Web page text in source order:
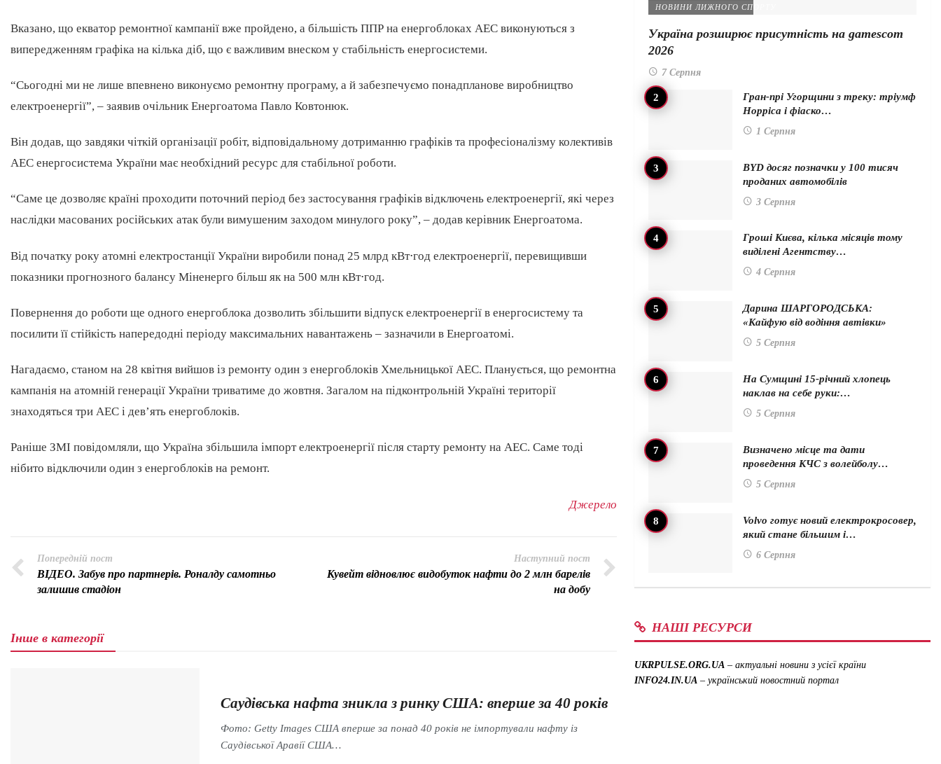
Вказано, що екватор ремонтної кампанії вже пройдено, а більшість ППР на енергоблоках АЕС виконуються з
випередженням графіка на кілька діб, що є важливим внеском у стабільність енергосистеми.
“Сьогодні ми не лише впевнено виконуємо ремонтну програму, а й забезпечуємо понадпланове виробництво
електроенергії”, – заявив очільник Енергоатома Павло Ковтонюк.
Він додав, що завдяки чіткій організації робіт, відповідальному дотриманню графіків та професіоналізму колективів
АЕС енергосистема України має необхідний ресурс для стабільної роботи.
“Саме це дозволяє країні проходити поточний період без застосування графіків відключень електроенергії, які через
наслідки масованих російських атак були вимушеним заходом минулого року”, – додав керівник Енергоатома.
Від початку року атомні електростанції України виробили понад 25 млрд кВт⋅год електроенергії, перевищивши
показники прогнозного балансу Міненерго більш як на 500 млн кВт⋅год.
Повернення до роботи ще одного енергоблока дозволить збільшити відпуск електроенергії в енергосистему та
посилити її стійкість напередодні періоду максимальних навантажень – зазначили в Енергоатомі.
Нагадаємо, станом на 28 квітня вийшов із ремонту один з енергоблоків Хмельницької АЕС. Планується, що ремонтна
кампанія на атомній генерації України триватиме до жовтня. Загалом на підконтрольній Україні території
знаходяться три АЕС і дев’ять енергоблоків.
Раніше ЗМІ повідомляли, що Україна збільшила імпорт електроенергії після старту ремонту на АЕС. Саме тоді
нібито відключили один з енергоблоків на ремонт.
Джерело
Попередній пост
ВІДЕО. Забув про партнерів. Роналду самотньо
залишив стадіон
Наступний пост
Кувейт відновлює видобуток нафти до 2 млн барелів
на добу
Інше в категорії
Саудівська нафта зникла з ринку США: вперше за 40 років
Фото: Getty Images США вперше за понад 40 років не імпортували нафту із
Саудівської Аравії США…
НОВИНИ ЛИЖНОГО СПОРТУ
Україна розширює присутність на gamescom
2026
7 Серпня
Гран-прі Угорщини з треку: тріумф
Норріса і фіаско…
1 Серпня
BYD досяг позначки у 100 тисяч
проданих автомобілів
3 Серпня
Гроші Києва, кілька місяців тому
виділені Агентству…
4 Серпня
Дарина ШАРГОРОДСЬКА:
«Кайфую від водіння автівки»
5 Серпня
На Сумщині 15-річний хлопець
наклав на себе руки:…
5 Серпня
Визначено місце та дати
проведення КЧС з волейболу…
5 Серпня
Volvo готує новий електрокросовер,
який стане більшим і…
6 Серпня
НАШІ РЕСУРСИ
UKRPULSE.ORG.UA – актуальні новини з усієї країни
INFO24.IN.UA – український новостний портал